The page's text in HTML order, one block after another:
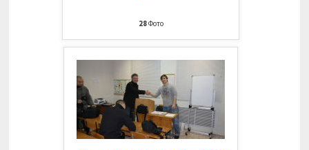
28Фото